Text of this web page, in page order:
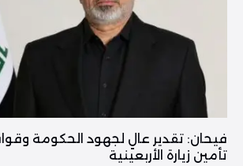
فیحان: تقدير عالٍ لجهود الحكومة
تأمين زيارة الأربعينية